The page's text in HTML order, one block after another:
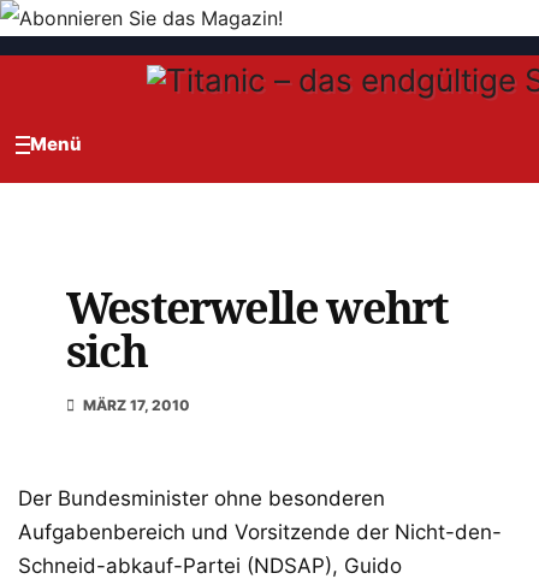
Zum
Westerwelle wehrt
sich
MÄRZ 17, 2010
Der Bundesminister ohne besonderen
Aufgabenbereich und Vorsitzende der Nicht-den-
Schneid-abkauf-Partei (NDSAP), Guido